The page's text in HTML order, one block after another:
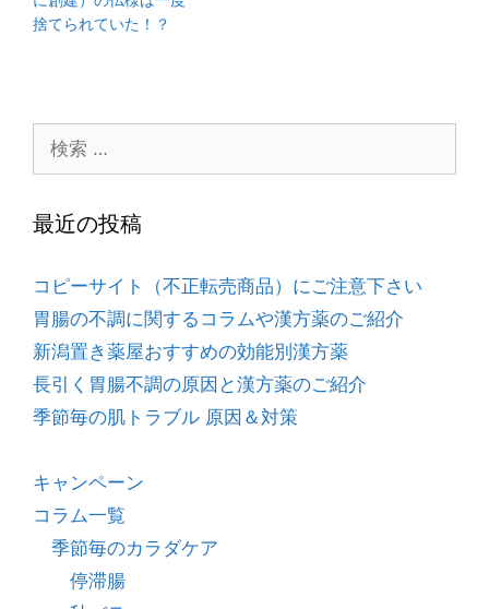
捨てられていた！？
最近の投稿
コピーサイト（不正転売商品）にご注意下さい
胃腸の不調に関するコラムや漢方薬のご紹介
新潟置き薬屋おすすめの効能別漢方薬
長引く胃腸不調の原因と漢方薬のご紹介
季節毎の肌トラブル 原因＆対策
キャンペーン
コラム一覧
季節毎のカラダケア
停滞腸